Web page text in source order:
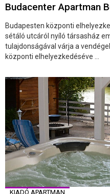
Budacenter Apartman
Budapesten központi
sétáló utcáról nyíló társasház
tulajdonságával várja a
központi elhelyezkedéséve ...
KIADÓ APARTMAN